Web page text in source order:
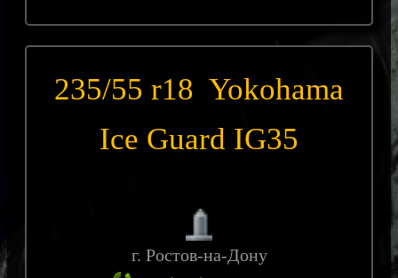
235/55 r18 Yokohama
Ice Guard IG35
г. Ростов-на-Дону